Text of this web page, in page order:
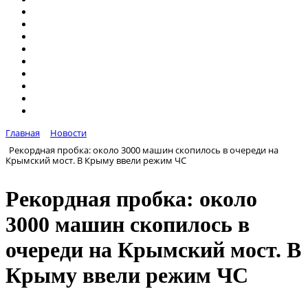
Главная
Новости
Рекордная пробка: около 3000 машин скопилось в очереди на
Крымский мост. В Крыму ввели режим ЧС
Рекордная пробка: около
3000 машин скопилось в
очереди на Крымский мост. В
Крыму ввели режим ЧС